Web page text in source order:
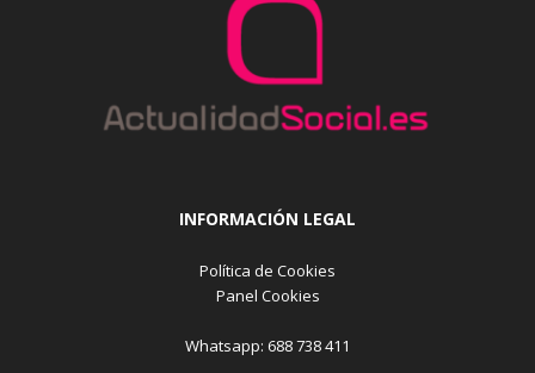
INFORMACIÓN LEGAL
Política de Cookies
Panel Cookies
Whatsapp: 688 738 411